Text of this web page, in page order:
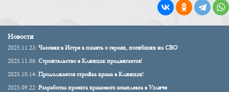
Новости
2025.11.23: Часовня в Истре в память о героях, погибших на СВО
2025.11.06: Строительство в Клинцах продвигается!
2025.10.14: Продолжается стройка храма в Клинцах!
2025.09.22: Разработка проекта храмового комплекса в Угличе